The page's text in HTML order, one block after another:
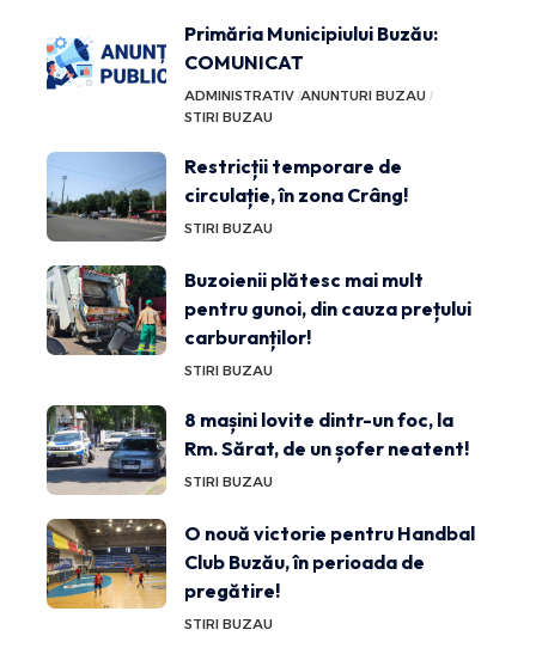
Primăria Municipiului Buzău:
COMUNICAT
ADMINISTRATIV ANUNTURI BUZAU
STIRI BUZAU
Restricții temporare de
circulație, în zona Crâng!
STIRI BUZAU
Buzoienii plătesc mai mult
pentru gunoi, din cauza prețului
carburanților!
STIRI BUZAU
8 mașini lovite dintr-un foc, la
Rm. Sărat, de un șofer neatent!
STIRI BUZAU
O nouă victorie pentru Handbal
Club Buzău, în perioada de
pregătire!
STIRI BUZAU